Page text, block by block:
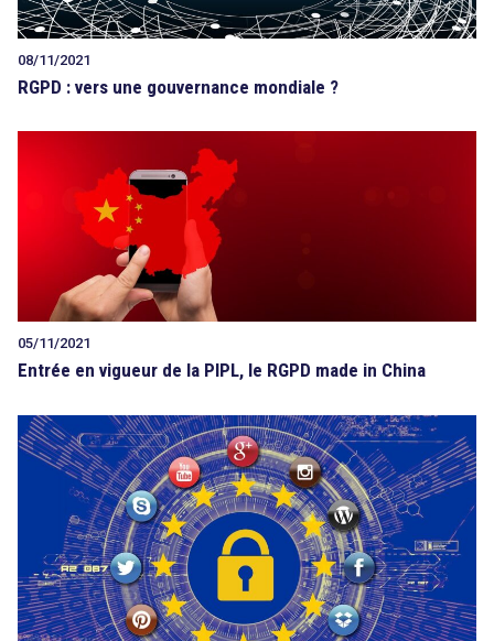
08/11/2021
RGPD : vers une gouvernance mondiale ?
05/11/2021
Entrée en vigueur de la PIPL, le RGPD made in China